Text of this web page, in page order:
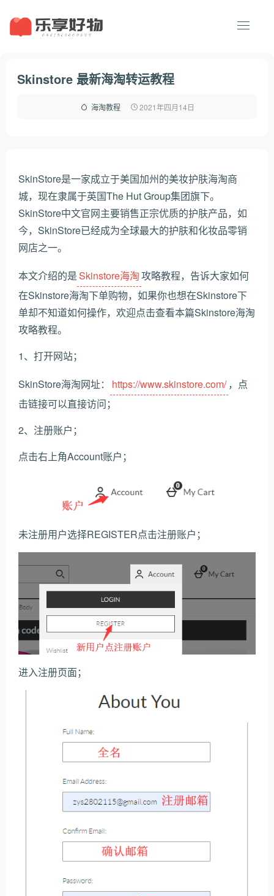
Skinstore 最新海淘转运教程
海淘教程 2021年四月14日
SkinStore是一家成立于美国加州的美妆护肤海淘商
城，现在隶属于英国The Hut Group集团旗下。
SkinStore中文官网主要销售正宗优质的护肤产品，如
今，SkinStore已经成为全球最大的护肤和化妆品零销
网店之一。
本文介绍的是Skinstore海淘攻略教程，告诉大家如何
在Skinstore海淘下单购物，如果你也想在Skinstore下
单却不知道如何操作，欢迎点击查看本篇Skinstore海淘
攻略教程。
1、打开网站；
SkinStore海淘网址：
https://www.skinstore.com/ ，点
击链接可以直接访问；
2、注册账户；
点击右上角Account账户；
未注册用户选择REGISTER点击注册账户；
进入注册页面；